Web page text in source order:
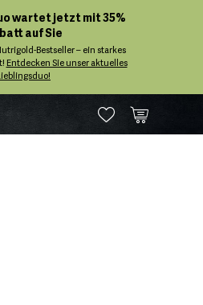
wartet jetzt mit 35%
auf Sie
Bestseller – ein starkes
Entdecken Sie unser aktuelles